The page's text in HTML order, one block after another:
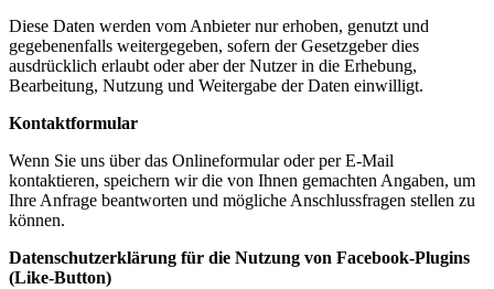
Diese Daten werden vom Anbieter nur erhoben, genutzt und
gegebenenfalls weitergegeben, sofern der Gesetzgeber dies
ausdrücklich erlaubt oder aber der Nutzer in die Erhebung,
Bearbeitung, Nutzung und Weitergabe der Daten einwilligt.
Kontaktformular
Wenn Sie uns über das Onlineformular oder per E-Mail
kontaktieren, speichern wir die von Ihnen gemachten Angaben, um
Ihre Anfrage beantworten und mögliche Anschlussfragen stellen zu
können.
Datenschutzerklärung für die Nutzung von Facebook-Plugins
(Like-Button)